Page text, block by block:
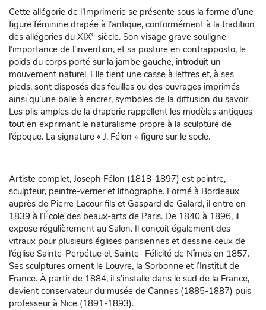
Cette allégorie de l’Imprimerie se présente sous la forme d’une
figure féminine drapée à l’antique, conformément à la tradition
des allégories du XIXe siècle. Son visage grave souligne
l’importance de l’invention, et sa posture en contrapposto, le
poids du corps porté sur la jambe gauche, introduit un
mouvement naturel. Elle tient une casse à lettres et, à ses
pieds, sont disposés des feuilles ou des ouvrages imprimés
ainsi qu’une balle à encrer, symboles de la diffusion du savoir.
Les plis amples de la draperie rappellent les modèles antiques
tout en exprimant le naturalisme propre à la sculpture de
l’époque. La signature « J. Félon » figure sur le socle.
Artiste complet, Joseph Félon (1818-1897) est peintre,
sculpteur, peintre-verrier et lithographe. Formé à Bordeaux
auprès de Pierre Lacour fils et Gaspard de Galard, il entre en
1839 à l’École des beaux-arts de Paris. De 1840 à 1896, il
expose régulièrement au Salon. Il conçoit également des
vitraux pour plusieurs églises parisiennes et dessine ceux de
l’église Sainte-Perpétue et Sainte- Félicité de Nîmes en 1857.
Ses sculptures ornent le Louvre, la Sorbonne et l’Institut de
France. À partir de 1884, il s’installe dans le sud de la France,
devient conservateur du musée de Cannes (1885-1887) puis
professeur à Nice (1891-1893).